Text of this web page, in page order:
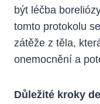
⁢být léčba
tomto protokolu‌
zátěže z⁤ těla,
onemocnění a⁤
Důležité kroky